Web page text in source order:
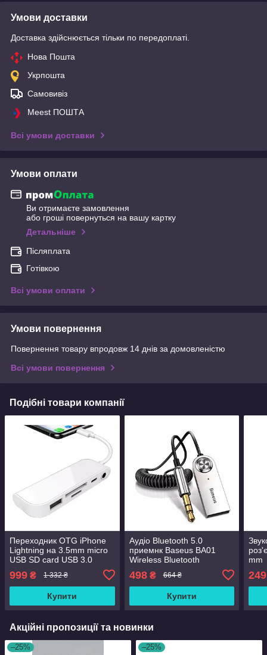
Умови доставки
Доставка здійснюється тільки по передоплаті.
Нова Пошта
Укрпошта
Самовивіз
Meest ПОШТА
Всі умови доставки
Умови оплати
Ви отримаєте замовлення
або гроші повернуться на вашу картку
Детальніше
Післяплата
Готівкою
Всі умови оплати
Умови повернення
Повернення товару впродовж 14 днів за домовленістю
Всі умови повернення
Подібні товари компанії
Переходник OTG iPhone
Lightning на 3.5mm micro
USB SD card USB 3.0
999 ₴ 1 332 ₴
Купити
Аудіо Bluetooth 5.0
приемнк Baseus BA01
Wireless Bluetooth
Transmitter з USB і 3.5 мм
AUX разьемами
498₴ 664 ₴
Купити
mm
249
Акційні пропозиції та новинки
–25% –25%